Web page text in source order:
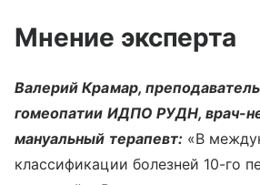
Мнение эксперта
Валерий Крамар,
гомеопатии ИДПО РУДН, врач-
мануальный терапевт:«В
классификации болезней 10-го